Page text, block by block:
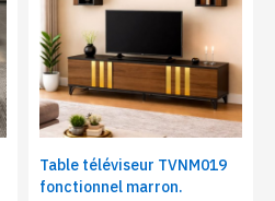
Table téléviseur TVNM019
fonctionnel marron.